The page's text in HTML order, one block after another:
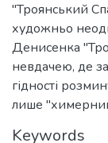
"Троянський
художньо
Денисенка
невдачею, де
гідності
лише
Keywords